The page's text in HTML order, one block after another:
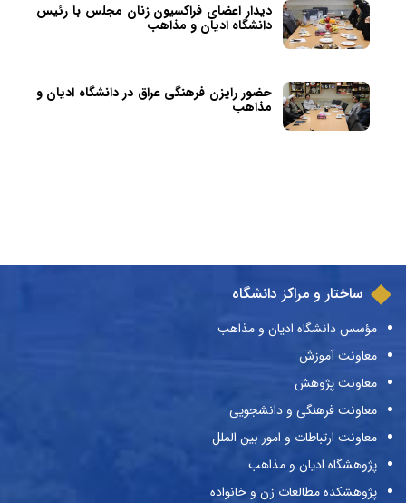
دیدار اعضای فراکسیون زنان مجلس با رئیس
دانشگاه ادیان و مذاهب
حضور رایزن فرهنگی عراق در دانشگاه ادیان و
مذاهب
ساختار و مراکز دانشگاه
مؤسس دانشگاه ادیان و مذاهب
معاونت آموزش
معاونت پژوهش
معاونت فرهنگی و دانشجویی
معاونت ارتباطات و امور بین الملل
پژوهشگاه ادیان و مذاهب
پژوهشکده مطالعات زن و خانواده